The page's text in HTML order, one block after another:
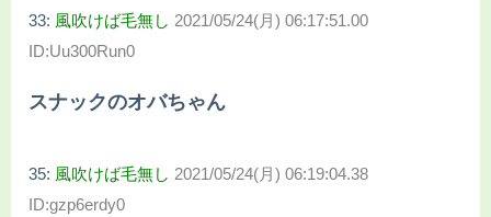
33: 風吹けば毛無し 2021/05/24(月) 06:17:51.00
ID:Uu300Run0
スナックのオバちゃん
35: 風吹けば毛無し 2021/05/24(月) 06:19:04.38
ID:gzp6erdy0